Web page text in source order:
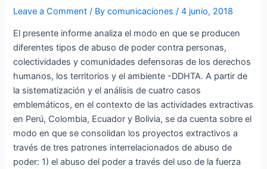
Leave a Comment / Bycomunicaciones/4 junio, 2018
El presente informe analiza el modo en que se producen
diferentes tipos de abuso de poder contra personas,
colectividades y comunidades defensoras de los derechos
humanos, los territorios y el ambiente -DDHTA. A partir de
la sistematización y el análisis de cuatro casos
emblemáticos, en el contexto de las actividades extractivas
en Perú, Colombia, Ecuador y Bolivia, se da cuenta sobre el
modo en que se consolidan los proyectos extractivos a
través de tres patrones interrelacionados de abuso de
poder: 1) el abuso del poder a través del uso de la fuerza